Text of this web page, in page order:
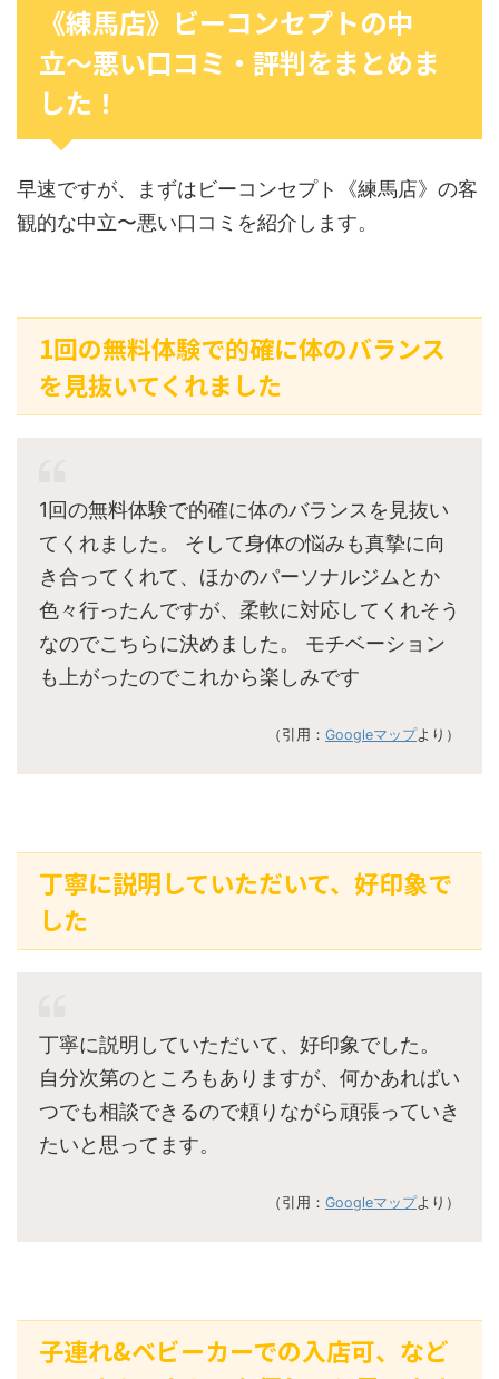
《練馬店》ビーコンセプトの中
立〜悪い口コミ・評判をまとめま
した！
早速ですが、まずはビーコンセプト《練馬店》の客
観的な中立〜悪い口コミを紹介します。
1回の無料体験で的確に体のバランス
を見抜いてくれました
1回の無料体験で的確に体のバランスを見抜い
てくれました。 そして身体の悩みも真摯に向
き合ってくれて、ほかのパーソナルジムとか
色々行ったんですが、柔軟に対応してくれそう
なのでこちらに決めました。 モチベーション
も上がったのでこれから楽しみです
（引用： Googleマップより）
丁寧に説明していただいて、好印象で
した
丁寧に説明していただいて、好印象でした。
自分次第のところもありますが、何かあればい
つでも相談できるので頼りながら頑張っていき
たいと思ってます。
（引用： Googleマップより）
子連れ&ベビーカーでの入店可、など